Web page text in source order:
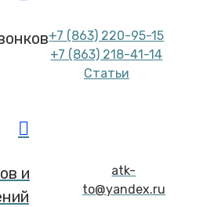
+7 (863) 220-95-15
+7 (863) 218-41-14
Статьи
и
atk-
to@yandex.ru